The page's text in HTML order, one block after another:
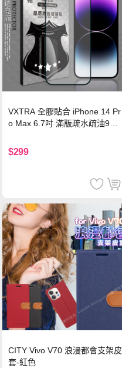
VXTRA 全膠貼合 iPhone 14 Pr
o Max 6.7吋 滿版疏水疏油9H
$299
CITY Vivo V70 浪漫都會支架皮
套-紅色